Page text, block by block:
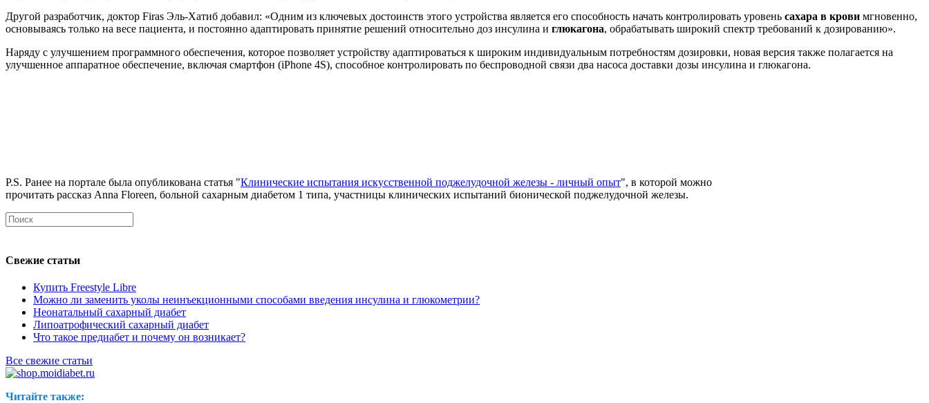
Другой разработчик, доктор Firas Эль-Хатиб добавил: «Одним из ключевых достоинств этого устройства является его способность начать контролировать уровень сахара в крови мгновенно,
основываясь только на весе пациента, и постоянно адаптировать принятие решений относительно доз инсулина и глюкагона, обрабатывать широкий спектр требований к дозированию».
Наряду с улучшением программного обеспечения, которое позволяет устройству адаптироваться к широким индивидуальным потребностям дозировки, новая версия также полагается на
улучшенное аппаратное обеспечение, включая смартфон (iPhone 4S), способное контролировать по беспроводной связи два насоса доставки дозы инсулина и глюкагона.
P.S. Ранее на портале была опубликована статья "Клинические испытания искусственной поджелудочной железы - личный опыт", в которой можно
прочитать рассказ Anna Floreen, больной сахарным диабетом 1 типа, участницы клинических испытаний бионической поджелудочной железы.
Свежие статьи
Купить Freestyle Libre
Можно ли заменить уколы неинъекционными способами введения инсулина и глюкометрии?
Неонатальный сахарный диабет
Липоатрофический сахарный диабет
Что такое предиабет и почему он возникает?
Все свежие статьи
Читайте также: